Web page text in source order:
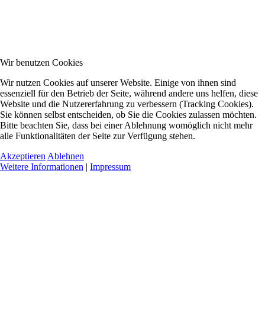
Wir benutzen Cookies
Wir nutzen Cookies auf unserer Website. Einige von ihnen sind
essenziell für den Betrieb der Seite, während andere uns helfen, diese
Website und die Nutzererfahrung zu verbessern (Tracking Cookies).
Sie können selbst entscheiden, ob Sie die Cookies zulassen möchten.
Bitte beachten Sie, dass bei einer Ablehnung womöglich nicht mehr
alle Funktionalitäten der Seite zur Verfügung stehen.
Akzeptieren Ablehnen
Weitere Informationen | Impressum